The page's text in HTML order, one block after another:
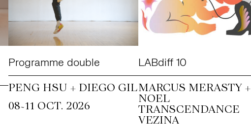
Programme double
PENG HSU + DIEGO GIL
08~11 OCT. 2026
LABdiff 10
MARCUS MERASTY +
NOEL
TRANSCENDANCE
VEZINA